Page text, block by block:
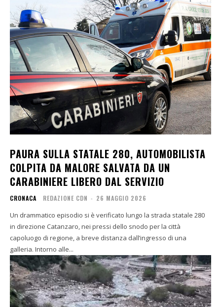
PAURA SULLA STATALE 280, AUTOMOBILISTA
COLPITA DA MALORE SALVATA DA UN
CARABINIERE LIBERO DAL SERVIZIO
CRONACA REDAZIONE CDN - 26 MAGGIO 2026
Un drammatico episodio si è verificato lungo la strada statale 280
in direzione Catanzaro, nei pressi dello snodo per la città
capoluogo di regione, a breve distanza dall’ingresso di una
galleria. Intorno alle...